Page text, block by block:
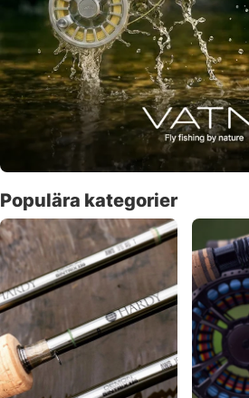
Populära kategorier